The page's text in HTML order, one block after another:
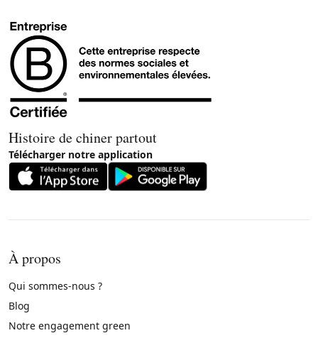
Histoire de chiner partout
Télécharger notre application
À propos
Qui sommes-nous ?
Blog
Notre engagement green